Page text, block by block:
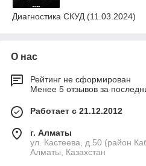
Диагностика СКУД (11.03.2024)
О нас
Рейтинг не сформирован
Менее 5 отзывов за
Работает с 21.12.2012
г. Алматы
ул. Кастеева, д.50 (район
Алматы, Казахстан